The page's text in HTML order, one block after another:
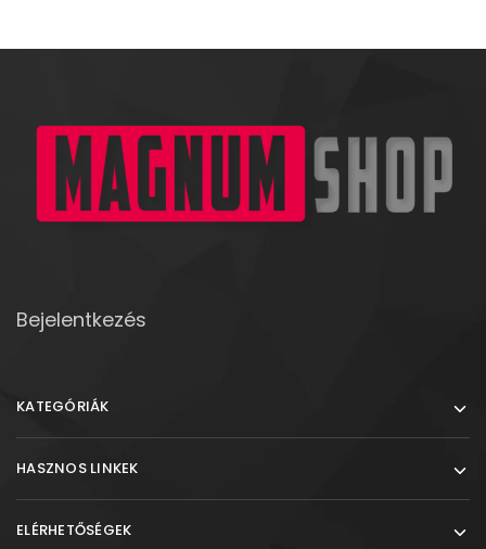
Bejelentkezés
KATEGÓRIÁK
HASZNOS LINKEK
ELÉRHETŐSÉGEK